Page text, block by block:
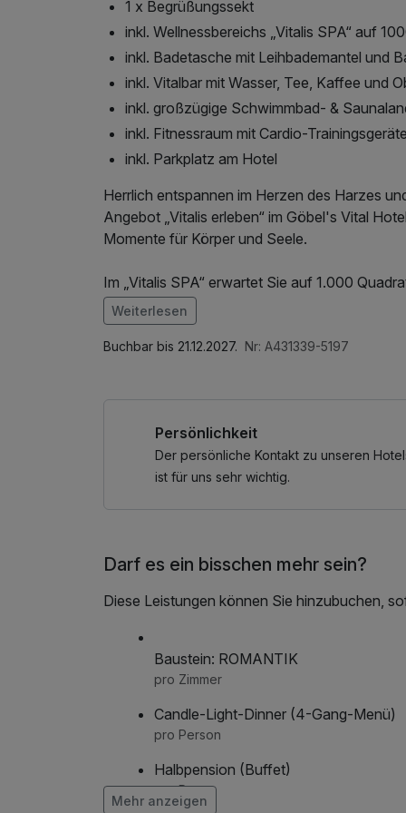
1 x Begrüßungssekt
inkl. Wellnessbereichs „Vitalis SPA“ auf
inkl. Badetasche mit Leihbademantel und
inkl. Vitalbar mit Wasser, Tee, Kaffee und
inkl. großzügige Schwimmbad- &
inkl. Fitnessraum mit Cardio-
inkl. Parkplatz am Hotel
Herrlich entspannen im Herzen des Harzes
Angebot „Vitalis erleben“ im Göbel's Vital
Momente für Körper und Seele.
Im „Vitalis SPA“ erwartet Sie auf 1.000
Lassen Sie sich bei wohltuenden
neue Energie schenken. Sanfte Berührungen,
und Geist wieder in Balance.
Momente der Stille und Regeneration. Die
Elementen Feuer, Erde, Luft und Wasser
Erholung.
Im Angebot enthalten
Saunabenutzung, Saunatuch,
Weiterlesen
Buchbar bis 21.12.2027. Nr: A431339-5197
Persönlichkeit
Der persönliche Kontakt zu unseren
ist für uns sehr wichtig.
Darf es ein bisschen mehr sein?
Diese Leistungen können Sie hinzubuchen,
Baustein: ROMANTIK
pro Zimmer
Candle-Light-Dinner (4-Gang-Menü)
pro Person
Halbpension (Buffet)
pro Person
Mehr anzeigen